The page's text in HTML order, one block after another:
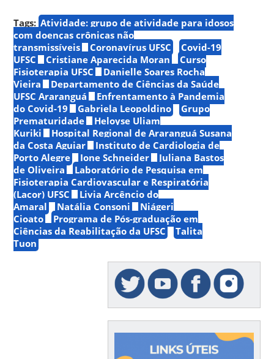
Tags: Atividade: grupo de atividade para idosos
com doenças crônicas não
transmissíveis
Coronavírus UFSC
Covid-19
UFSC
Cristiane Aparecida Moran
Curso
Fisioterapia UFSC
Danielle Soares Rocha
Vieira
Departamento de Ciências da Saúde
UFSC Araranguá
Enfrentamento à Pandemia
do Covid-19
Gabriela Leopoldino
Grupo
Prematuridade
Heloyse Uliam
Kuriki
Hospital Regional de Araranguá Susana
da Costa Aguiar
Instituto de Cardiologia de
Porto Alegre
Ione Schneider
Juliana Bastos
de Oliveira
Laboratório de Pesquisa em
Fisioterapia Cardiovascular e Respiratória
(Lacor) UFSC
Livia Arcêncio do
Amaral
Natália Consoni
Niágeri
Cioato
Programa de Pós-graduação em
Ciências da Reabilitação da UFSC
Talita
Tuon